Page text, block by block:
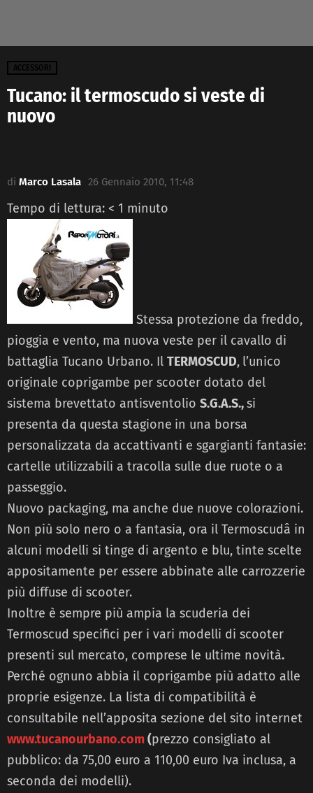
ACCESSORI
Tucano: il termoscudo si veste di
nuovo
di Marco Lasala 26 Gennaio 2010, 11:48
Tempo di lettura: < 1 minuto
Stessa protezione da freddo,
pioggia e vento, ma nuova veste per il cavallo di
battaglia Tucano Urbano. Il TERMOSCUD, l’unico
originale coprigambe per scooter dotato del
sistema brevettato antisventolio S.G.A.S.,si
presenta da questa stagione in una borsa
personalizzata da accattivanti e sgargianti fantasie:
cartelle utilizzabili a tracolla sulle due ruote o a
passeggio.
Nuovo packaging, ma anche due nuove colorazioni.
Non più solo nero o a fantasia, ora il Termoscudâ in
alcuni modelli si tinge di argento e blu, tinte scelte
appositamente per essere abbinate alle carrozzerie
più diffuse di scooter.
Inoltre è sempre più ampia la scuderia dei
Termoscud specifici per i vari modelli di scooter
presenti sul mercato, comprese le ultime novità.
Perché ognuno abbia il coprigambe più adatto alle
proprie esigenze. La lista di compatibilità è
consultabile nell’apposita sezione del sito internet
www.tucanourbano.com(prezzo consigliato al
pubblico: da 75,00 euro a 110,00 euro Iva inclusa, a
seconda dei modelli).